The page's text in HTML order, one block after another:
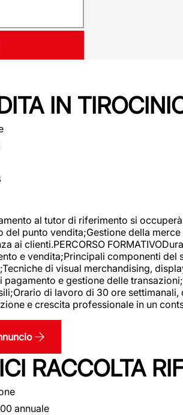
IN
al tutor di riferimento si
punto vendita;Gestione della
ai clienti.PERCORSO
e vendita;Principali componenti
di visual merchandising,
e gestione delle
di lavoro di 30 ore
e crescita professionale in un
RACCOLTA
annuale